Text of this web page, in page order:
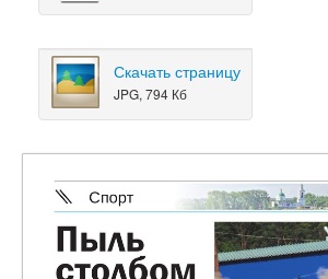
Скачать страницу
JPG, 794 Кб